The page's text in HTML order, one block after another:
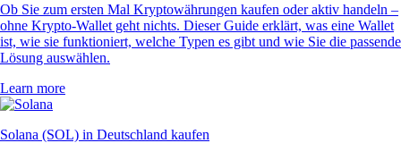
Ob Sie zum ersten Mal Kryptowährungen kaufen oder aktiv handeln –
ohne Krypto-Wallet geht nichts. Dieser Guide erklärt, was eine Wallet
ist, wie sie funktioniert, welche Typen es gibt und wie Sie die passende
Lösung auswählen.
Learn more
Solana (SOL) in Deutschland kaufen